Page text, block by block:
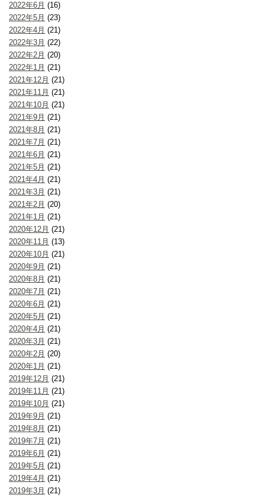
2022年6月 (16)
2022年5月 (23)
2022年4月 (21)
2022年3月 (22)
2022年2月 (20)
2022年1月 (21)
2021年12月 (21)
2021年11月 (21)
2021年10月 (21)
2021年9月 (21)
2021年8月 (21)
2021年7月 (21)
2021年6月 (21)
2021年5月 (21)
2021年4月 (21)
2021年3月 (21)
2021年2月 (20)
2021年1月 (21)
2020年12月 (21)
2020年11月 (13)
2020年10月 (21)
2020年9月 (21)
2020年8月 (21)
2020年7月 (21)
2020年6月 (21)
2020年5月 (21)
2020年4月 (21)
2020年3月 (21)
2020年2月 (20)
2020年1月 (21)
2019年12月 (21)
2019年11月 (21)
2019年10月 (21)
2019年9月 (21)
2019年8月 (21)
2019年7月 (21)
2019年6月 (21)
2019年5月 (21)
2019年4月 (21)
2019年3月 (21)